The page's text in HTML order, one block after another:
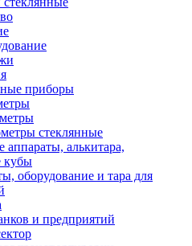
приборы
стеклянные
алькитара,
кубы
оборудование и тара для
и предприятий